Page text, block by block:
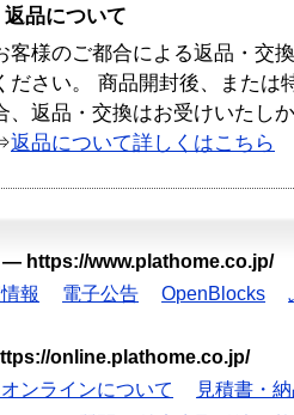
返品について
客様のご都合による返品・交
ださい。 商品開封後、または
、返品・交換はお受けいたし
返品について詳しくはこちら
— https://www.plathome.co.jp/
報 電子公告 OpenBlocks
online.plathome.co.jp/
ンラインについて
見積書・